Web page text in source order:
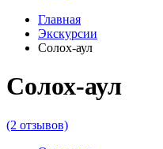
Главная
Экскурсии
Солох-аул
Солох-аул
(2 отзывов)